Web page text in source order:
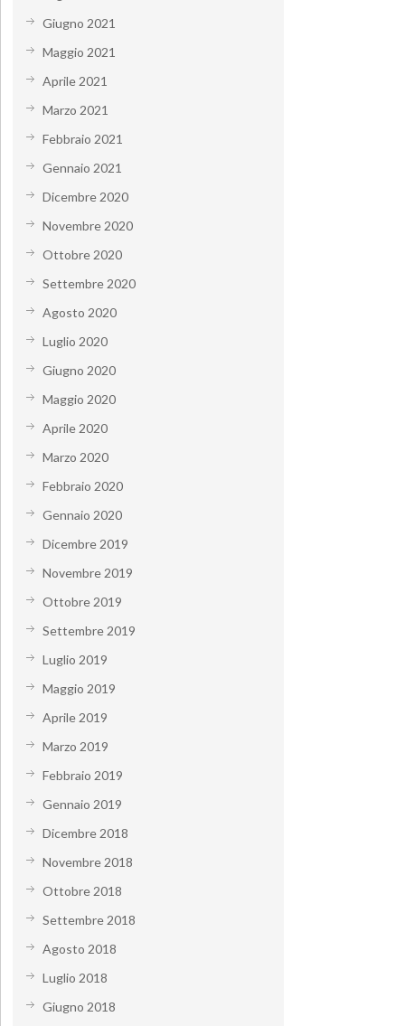
Giugno 2021
Maggio 2021
Aprile 2021
Marzo 2021
Febbraio 2021
Gennaio 2021
Dicembre 2020
Novembre 2020
Ottobre 2020
Settembre 2020
Agosto 2020
Luglio 2020
Giugno 2020
Maggio 2020
Aprile 2020
Marzo 2020
Febbraio 2020
Gennaio 2020
Dicembre 2019
Novembre 2019
Ottobre 2019
Settembre 2019
Luglio 2019
Maggio 2019
Aprile 2019
Marzo 2019
Febbraio 2019
Gennaio 2019
Dicembre 2018
Novembre 2018
Ottobre 2018
Settembre 2018
Agosto 2018
Luglio 2018
Giugno 2018